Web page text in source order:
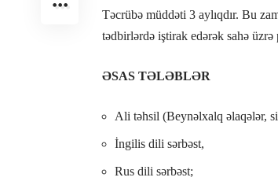
Təcrübə müddəti 3 aylıqdır. Bu
tədbirlərdə iştirak edərək sahə
ƏSAS TƏLƏBLƏR
Ali təhsil (Beynəlxalq əlaqələr,
İngilis dili sərbəst,
Rus dili sərbəst;